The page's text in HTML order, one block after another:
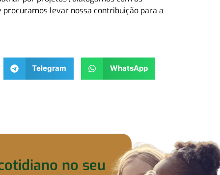
levar nossa contribuição para a
Telegram WhatsApp
no seu